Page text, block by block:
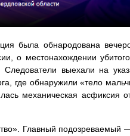
была обнародована
о местонахождении
выехали на
где обнаружили «тело
механическая асфиксия
Главный подозреваемый